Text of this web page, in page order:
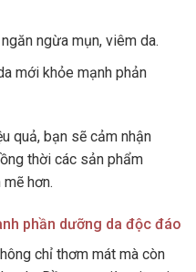
ngừa mụn, viêm da.
mới khỏe mạnh phản
quả, bạn sẽ cảm nhận
thời các sản phẩm
hơn.
phần dưỡng da độc đáo
chỉ thơm mát mà còn